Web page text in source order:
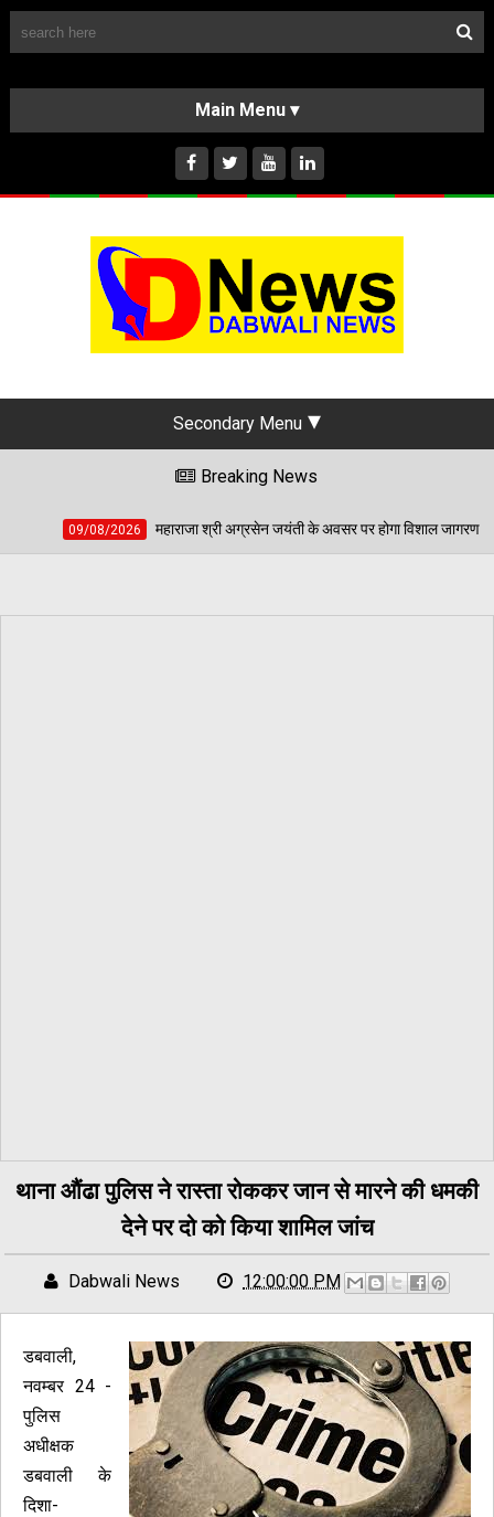
HOME
ABOUT US
INSTAGRAM
Secondary Menu
Breaking News
श्री अग्रसेन जयंती के अवसर पर होगा विशाल जागरण - संस्था के नए सदस्यों में आकाश
थाना औंढा पुलिस ने रास्ता रोककर जान से मारने की धमकी
देने पर दो को किया शामिल जांच
Dabwali News 12:00:00 PM
डबवाली,
नवम्बर 24 -
पुलिस
अधीक्षक
डबवाली के
दिशा-